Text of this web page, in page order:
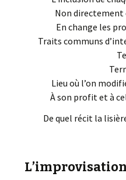
Non directement
En change les
Traits communs
Lieu où l’on
À son profit et à
De quel récit la